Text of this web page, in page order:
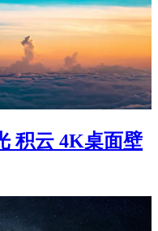
积云 4K桌面壁